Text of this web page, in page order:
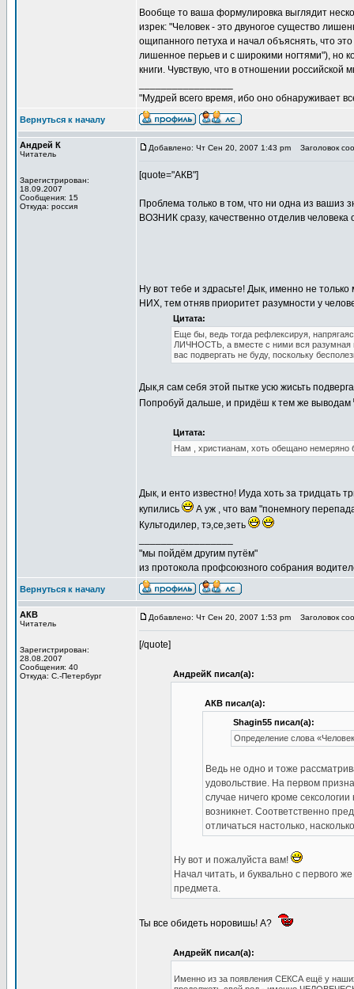
Вообще то ваша формулировка выглядит
изрек: "Человек - это двуногое существо
ощипанного петуха и начал объяснять, что
лишенное перьев и с широкими ногтями"), но
книги. Чувствую, что в отношении российской
"Мудрей всего время, ибо оно обнаруживает
Вернуться к началу
Андрей К
Читатель
Зарегистрирован:
18.09.2007
Сообщения: 15
Откуда: россия
Добавлено: Чт Сен 20, 2007 1:43 pm Заголовок
[quote="АКВ"]
Проблема только в том, что ни одна из
ВОЗНИК сразу, качественно отделив человека
Ну вот тебе и здрасьте! Дык, именно не
НИХ, тем отняв приоритет разумности у
Цитата:
Еще бы, ведь тогда рефлексируя,
ЛИЧНОСТЬ, а вместе с ними вся разумная
вас подвергать не буду, поскольку
Дык,я сам себя этой пытке усю жисьть
Попробуй дальше, и придёш к тем же выводам
Цитата:
Нам , христианам, хоть обещано немеряно
Дык, и енто известно! Иуда хоть за тридцать
купились
А уж , что вам "понемногу
Культодилер, тэ,се,зеть
"мы пойдём другим путём"
из протокола профсоюзного собрания
Вернуться к началу
АКВ
Читатель
Зарегистрирован:
28.08.2007
Сообщения: 40
Откуда: С.-Петербург
Добавлено: Чт Сен 20, 2007 1:53 pm Заголовок
[/quote]
АндрейК писал(а):
АКВ писал(а):
Shagin55 писал(а):
Определение слова
Ведь не одно и тоже
удовольствие. На первом
случае ничего кроме сексологии
возникнет. Соответственно
отличаться настолько,
Ну вот и пожалуйста вам!
Начал читать, и буквально с первого
предмета.
Ты все обидеть норовишь! А?
АндрейК писал(а):
Именно из за появления СЕКСА ещё у